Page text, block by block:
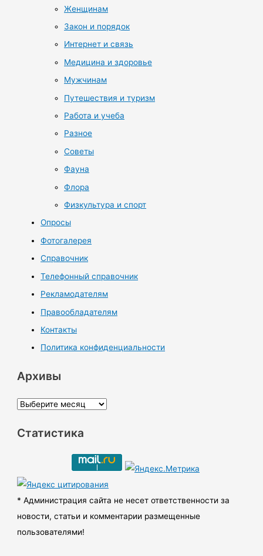
Женщинам
Закон и порядок
Интернет и связь
Медицина и здоровье
Мужчинам
Путешествия и туризм
Работа и учеба
Разное
Советы
Фауна
Флора
Физкультура и спорт
Опросы
Фотогалерея
Справочник
Телефонный справочник
Рекламодателям
Правообладателям
Контакты
Политика конфиденциальности
Архивы
А
х
ы
Статистика
* Администрация сайта не несет ответственности за
новости, статьи и комментарии размещенные
пользователями!